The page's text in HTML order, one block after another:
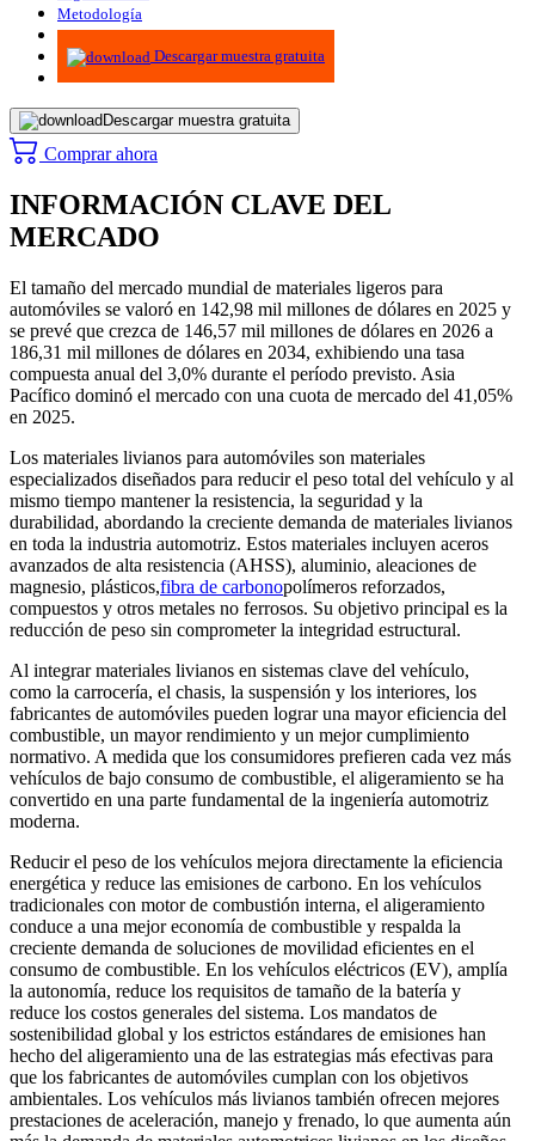
Metodología
Infografías
Descargar muestra gratuita
Descargar muestra gratuita
Comprar ahora
INFORMACIÓN CLAVE DEL
MERCADO
El tamaño del mercado mundial de materiales ligeros para
automóviles se valoró en 142,98 mil millones de dólares en 2025 y
se prevé que crezca de 146,57 mil millones de dólares en 2026 a
186,31 mil millones de dólares en 2034, exhibiendo una tasa
compuesta anual del 3,0% durante el período previsto. Asia
Pacífico dominó el mercado con una cuota de mercado del 41,05%
en 2025.
Los materiales livianos para automóviles son materiales
especializados diseñados para reducir el peso total del vehículo y al
mismo tiempo mantener la resistencia, la seguridad y la
durabilidad, abordando la creciente demanda de materiales livianos
en toda la industria automotriz. Estos materiales incluyen aceros
avanzados de alta resistencia (AHSS), aluminio, aleaciones de
magnesio, plásticos,fibra de carbonopolímeros reforzados,
compuestos y otros metales no ferrosos. Su objetivo principal es la
reducción de peso sin comprometer la integridad estructural.
Al integrar materiales livianos en sistemas clave del vehículo,
como la carrocería, el chasis, la suspensión y los interiores, los
fabricantes de automóviles pueden lograr una mayor eficiencia del
combustible, un mayor rendimiento y un mejor cumplimiento
normativo. A medida que los consumidores prefieren cada vez más
vehículos de bajo consumo de combustible, el aligeramiento se ha
convertido en una parte fundamental de la ingeniería automotriz
moderna.
Reducir el peso de los vehículos mejora directamente la eficiencia
energética y reduce las emisiones de carbono. En los vehículos
tradicionales con motor de combustión interna, el aligeramiento
conduce a una mejor economía de combustible y respalda la
creciente demanda de soluciones de movilidad eficientes en el
consumo de combustible. En los vehículos eléctricos (EV), amplía
la autonomía, reduce los requisitos de tamaño de la batería y
reduce los costos generales del sistema. Los mandatos de
sostenibilidad global y los estrictos estándares de emisiones han
hecho del aligeramiento una de las estrategias más efectivas para
que los fabricantes de automóviles cumplan con los objetivos
ambientales. Los vehículos más livianos también ofrecen mejores
prestaciones de aceleración, manejo y frenado, lo que aumenta aún